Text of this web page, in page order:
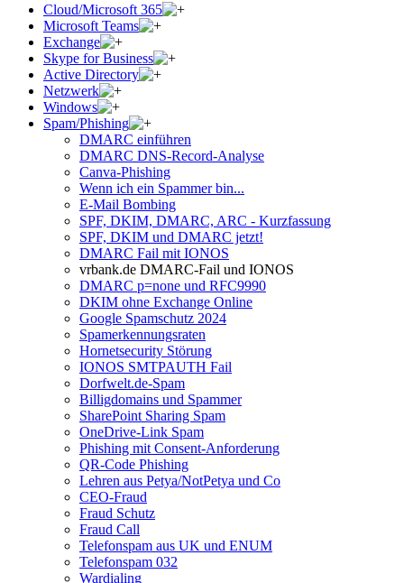
Cloud/Microsoft 365
Microsoft Teams
Exchange
Skype for Business
Active Directory
Netzwerk
Windows
Spam/Phishing
DMARC einführen
DMARC DNS-Record-Analyse
Canva-Phishing
Wenn ich ein Spammer bin...
E-Mail Bombing
SPF, DKIM, DMARC, ARC - Kurzfassung
SPF, DKIM und DMARC jetzt!
DMARC Fail mit IONOS
vrbank.de DMARC-Fail und IONOS
DMARC p=none und RFC9990
DKIM ohne Exchange Online
Google Spamschutz 2024
Spamerkennungsraten
Hornetsecurity Störung
IONOS SMTPAUTH Fail
Dorfwelt.de-Spam
Billigdomains und Spammer
SharePoint Sharing Spam
OneDrive-Link Spam
Phishing mit Consent-Anforderung
QR-Code Phishing
Lehren aus Petya/NotPetya und Co
CEO-Fraud
Fraud Schutz
Fraud Call
Telefonspam aus UK und ENUM
Telefonspam 032
Wardialing